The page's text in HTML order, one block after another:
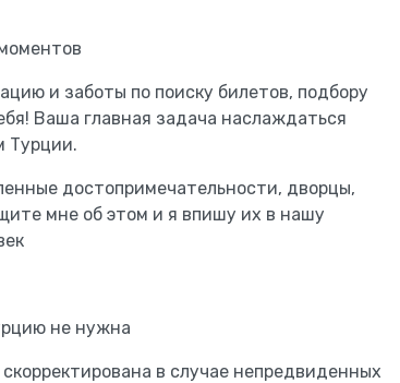
и заботы по поиску билетов, подбору
Ваша главная задача наслаждаться
Турции.
достопримечательности, дворцы,
мне об этом и я впишу их в нашу
не нужна
в случае непредвиденных